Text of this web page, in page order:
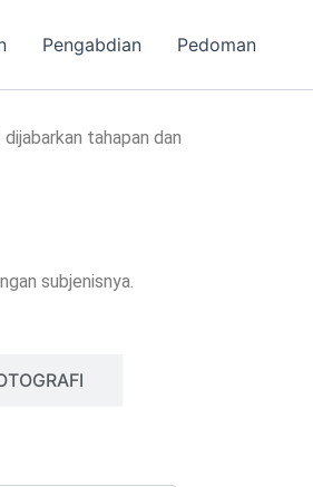
Pengabdian Pedoman
tahapan dan
subjenisnya.